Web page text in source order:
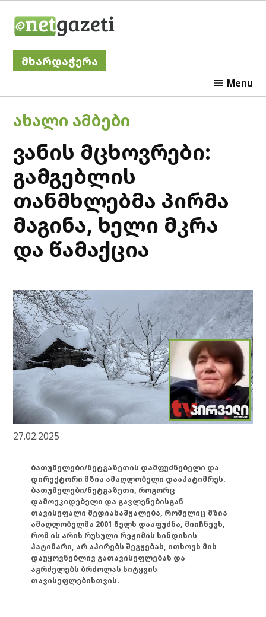
მხარდაჭერა
Menu
POSTED
ᲐᲮᲐᲚᲘ ᲐᲛᲑᲔᲑᲘ
ვანის მცხოვრები:
გამგებლის
თანმხლებმა პირმა
მაგინა, ხელი მკრა
და წამაქცია
27.02.2025
ბათუმელები/ნეტგაზეთის დამფუძნებელი და
დირექტორი მზია ამაღლობელი დააპატიმრეს.
ბათუმელები/ნეტგაზეთი, როგორც
დამოუკიდებელი და გავლენებისგან
თავისუფალი მედიასაშუალება, რომელიც მზია
ამაღლობელმა 2001 წელს დააფუძნა, მიიჩნევს,
რომ ის არის რუსული რეჟიმის სინდისის
პატიმარი, არ აპირებს შეგუებას, ითხოვს მის
დაუყოვნებლივ გათავისუფლებას და
აგრძელებს ბრძოლას სიტყვის
თავისუფლებისთვის.